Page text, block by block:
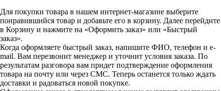
Для покупки товара в нашем интернет-магазине выберите
понравившийся товар и добавьте его в корзину. Далее перейдите
в Корзину и нажмите на «Оформить заказ» или «Быстрый
заказ».
Когда оформляете быстрый заказ, напишите ФИО, телефон и e-
mail. Вам перезвонит менеджер и уточнит условия заказа. По
результатам разговора вам придет подтверждение оформления
товара на почту или через СМС. Теперь останется только ждать
доставки и радоваться новой покупке.